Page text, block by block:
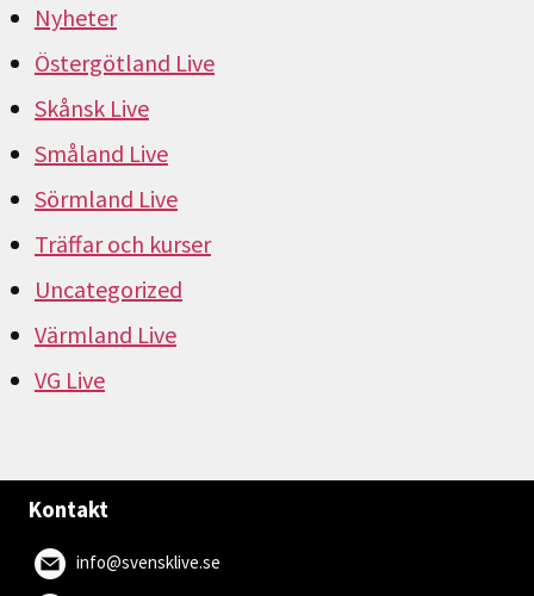
Nyheter
Östergötland Live
Skånsk Live
Småland Live
Sörmland Live
Träffar och kurser
Uncategorized
Värmland Live
VG Live
Kontakt
info@svensklive.se